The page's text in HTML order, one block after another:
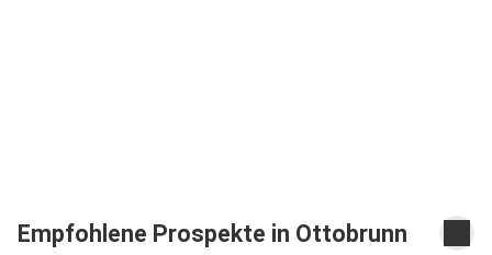
Empfohlene Prospekte in Ottobrunn